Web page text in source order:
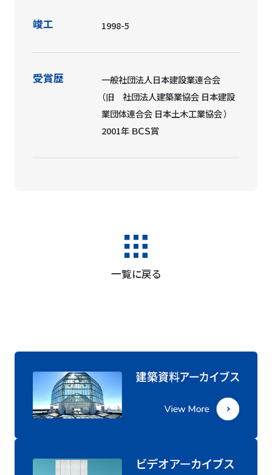
竣工 1998-5
受賞歴
一般社団法人日本建設業連合会
（旧 社団法人建築業協会 日本建設
業団体連合会 日本土木工業協会 ）
2001年 ＢＣＳ賞
一覧に戻る